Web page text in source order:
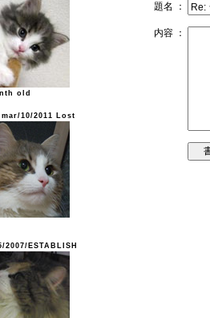
old
mar/10/2011 Lost
2007/ESTABLISH
題名 ：
内容 ：